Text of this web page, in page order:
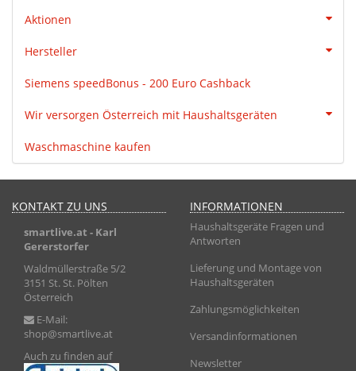
Aktionen
Hersteller
Siemens speedBonus - 200 Euro Cashback
Wir versorgen Österreich mit Haushaltsgeräten
Waschmaschine kaufen
KONTAKT ZU UNS
smartlive.at - Karl
Gererstorfer
Waldmüllerstraße 5/2
3151 St. St. Pölten
Österreich
E-Mail:
shop@smartlive.at
Auch zu finden auf
INFORMATIONEN
Haushaltsgeräte Fragen und
Antworten
Lieferung und Montage von
Haushaltsgeräten
Zahlungsmöglichkeiten
Versandinformationen
Newsletter